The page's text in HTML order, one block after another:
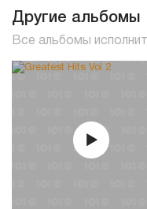
Другие альбомы
Все альбомы